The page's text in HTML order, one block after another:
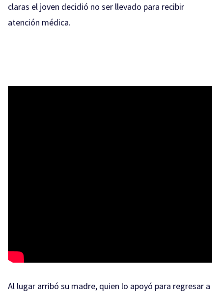
claras el joven decidió no ser llevado para recibir
atención médica.
Al lugar arribó su madre, quien lo apoyó para regresar a